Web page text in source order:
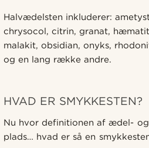
Halvædelsten inkluderer:
chrysocol, citrin, granat,
malakit, obsidian, onyks,
og en lang række andre.
HVAD ER SMYKKESTEN?
Nu hvor definitionen af ædel-
plads… hvad er så en